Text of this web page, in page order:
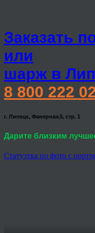
Заказать
или
шарж в
8 800 222
г. Липецк, Фанерная,5, стр. 1
Дарите близким
Статуэтка по фото с